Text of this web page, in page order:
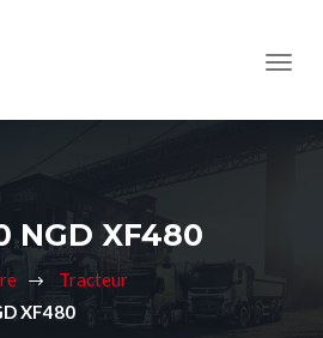
NGD XF480
Tracteur
XF480